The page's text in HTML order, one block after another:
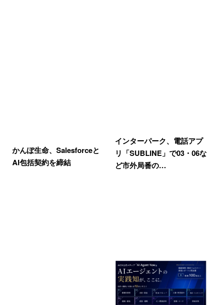
かんぽ生命、Salesforceと
AI包括契約を締結
インターパーク、電話アプ
リ「SUBLINE」で03・06な
ど市外局番の…